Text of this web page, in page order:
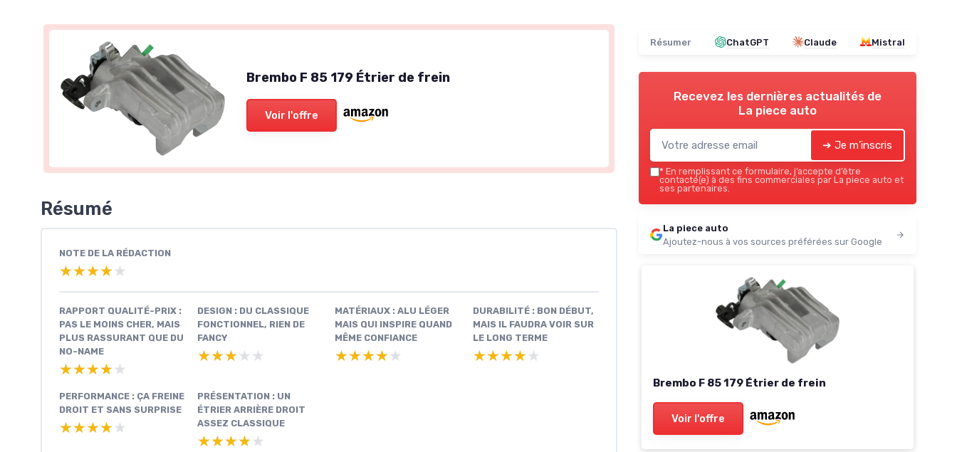
Brembo F 85 179 Étrier de frein
Voir l'offre
Résumé
NOTE DE LA RÉDACTION
★★★★★
★★★★★
RAPPORT QUALITÉ-PRIX :
PAS LE MOINS CHER, MAIS
PLUS RASSURANT QUE DU
NO-NAME
★★★★★
★★★★★
DESIGN : DU CLASSIQUE
FONCTIONNEL, RIEN DE
FANCY
★★★★★
★★★★★
MATÉRIAUX : ALU LÉGER
MAIS QUI INSPIRE QUAND
MÊME CONFIANCE
★★★★★
★★★★★
DURABILITÉ : BON DÉBUT,
MAIS IL FAUDRA VOIR SUR
LE LONG TERME
★★★★★
★★★★★
PERFORMANCE : ÇA FREINE
DROIT ET SANS SURPRISE
★★★★★
★★★★★
PRÉSENTATION : UN
ÉTRIER ARRIÈRE DROIT
ASSEZ CLASSIQUE
★★★★★
★★★★★
Résumer ChatGPT Claude Mistral
Recevez les dernières actualités de
La piece auto
➔ Je m'inscris
* En remplissant ce formulaire, j’accepte d’être
contacté(e) à des fins commerciales par La piece auto et
ses partenaires.
La piece auto
Ajoutez-nous à vos sources préférées sur Google
Brembo F 85 179 Étrier de frein
Voir l'offre